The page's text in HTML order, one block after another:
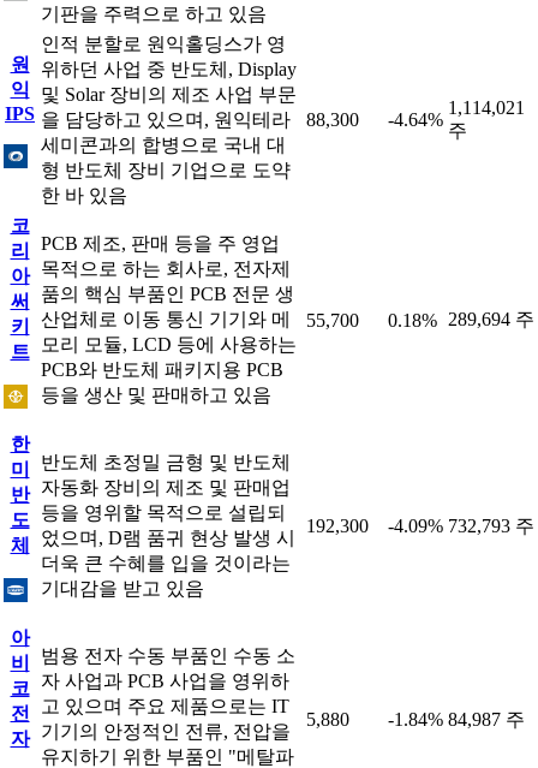
기판을 주력으로 하고 있음
원
익
IPS
인적 분할로 원익홀딩스가 영
위하던 사업 중 반도체, Display
및 Solar 장비의 제조 사업 부문
을 담당하고 있으며, 원익테라
세미콘과의 합병으로 국내 대
형 반도체 장비 기업으로 도약
한 바 있음
88,300 -4.64%
1,114,021
주
코
리
아
써
키
트
PCB 제조, 판매 등을 주 영업
목적으로 하는 회사로, 전자제
품의 핵심 부품인 PCB 전문 생
산업체로 이동 통신 기기와 메
모리 모듈, LCD 등에 사용하는
PCB와 반도체 패키지용 PCB
등을 생산 및 판매하고 있음
55,700 0.18% 289,694 주
한
미
반
도
체
반도체 초정밀 금형 및 반도체
자동화 장비의 제조 및 판매업
등을 영위할 목적으로 설립되
었으며, D램 품귀 현상 발생 시
더욱 큰 수혜를 입을 것이라는
기대감을 받고 있음
192,300 -4.09% 732,793 주
아
비
코
전
자
범용 전자 수동 부품인 수동 소
자 사업과 PCB 사업을 영위하
고 있으며 주요 제품으로는 IT
기기의 안정적인 전류, 전압을
유지하기 위한 부품인 "메탈파
5,880 -1.84% 84,987 주